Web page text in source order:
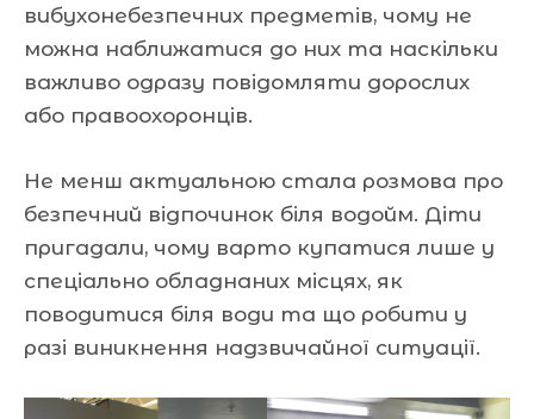
вибухонебезпечних предметів, чому не
можна наближатися до них та наскільки
важливо одразу повідомляти дорослих
або правоохоронців.
Не менш актуальною стала розмова про
безпечний відпочинок біля водойм. Діти
пригадали, чому варто купатися лише у
спеціально обладнаних місцях, як
поводитися біля води та що робити у
разі виникнення надзвичайної ситуації.